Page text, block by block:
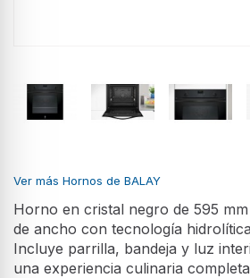
Ver más Hornos de BALAY
Horno en cristal negro de 595
de ancho con tecnología
Incluye parrilla, bandeja y luz
una experiencia culinaria